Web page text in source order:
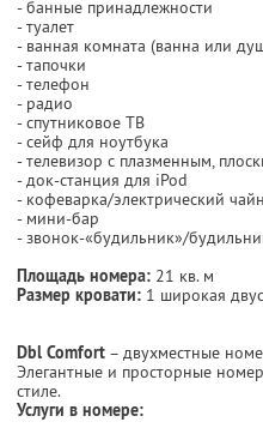
- банные принадлежности
- туалет
- ванная комната (ванна или
- тапочки
- телефон
- радио
- спутниковое ТВ
- сейф для ноутбука
- телевизор с плазменным,
- док-станция для iPod
- кофеварка/электрический
- мини-бар
- звонок-«будильник»/
Площадь номера: 21 кв. м
Размер кровати: 1 широкая
Dbl Comfort – двухместные
Элегантные и просторные
стиле.
Услуги в номере: